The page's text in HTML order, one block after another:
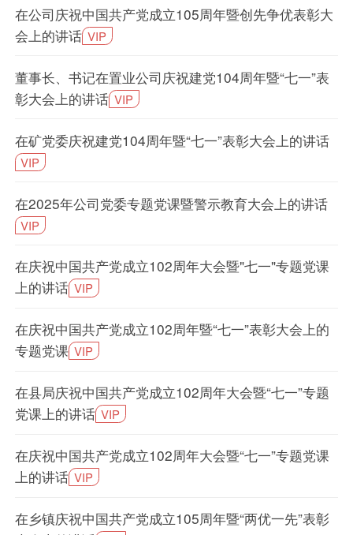
在公司庆祝中国共产党成立105周年暨创先争优表彰大
会上的讲话 VIP
董事长、书记在置业公司庆祝建党104周年暨“七一”表
彰大会上的讲话 VIP
在矿党委庆祝建党104周年暨“七一”表彰大会上的讲话
VIP
在2025年公司党委专题党课暨警示教育大会上的讲话
VIP
在庆祝中国共产党成立102周年大会暨"七一"专题党课
上的讲话 VIP
在庆祝中国共产党成立102周年暨“七一”表彰大会上的
专题党课 VIP
在县局庆祝中国共产党成立102周年大会暨“七一”专题
党课上的讲话 VIP
在庆祝中国共产党成立102周年大会暨“七一”专题党课
上的讲话 VIP
在乡镇庆祝中国共产党成立105周年暨“两优一先”表彰